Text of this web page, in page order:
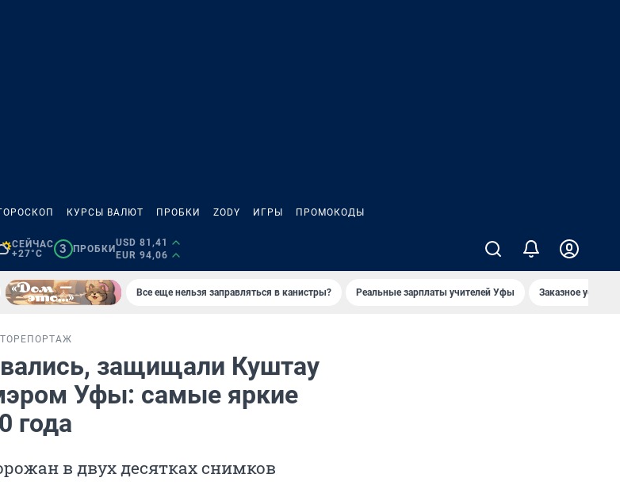
КУРСЫ ВАЛЮТ ПРОБКИ ZODY ИГРЫ ПРОМОКОДЫ
СЕЙЧАС
+27°C
3 ПРОБКИ
USD 81,41
EUR 94,06
Все еще нельзя заправляться в канистры? Реальные зарплаты учителей Уфы Заказное
защищали Куштау
Уфы: самые яркие
года
в двух десятках снимков